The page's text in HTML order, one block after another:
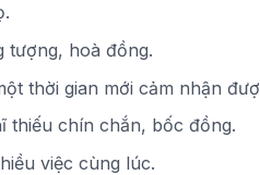
tượng, hoà đồng.
thời gian mới cảm nhận
thiếu chín chắn, bốc đồng.
việc cùng lúc.